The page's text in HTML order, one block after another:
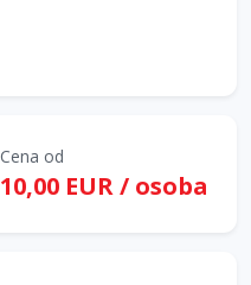
Cena od
10,00 EUR / osoba